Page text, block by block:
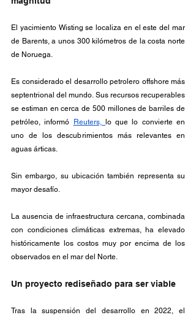
El yacimiento Wisting se localiza en el este del mar
de Barents, a unos 300 kilómetros de la costa norte
de Noruega.
Es considerado el desarrollo petrolero offshore más
septentrional del mundo. Sus recursos recuperables
se estiman en cerca de 500 millones de barriles de
petróleo, informó
Reuters,
lo que lo convierte en
uno de los descubrimientos más relevantes en
aguas árticas.
Sin embargo, su ubicación también representa su
mayor desafío.
La ausencia de infraestructura cercana, combinada
con condiciones climáticas extremas, ha elevado
históricamente los costos muy por encima de los
observados en el mar del Norte.
Un proyecto rediseñado para ser viable
Tras la suspensión del desarrollo en 2022, el